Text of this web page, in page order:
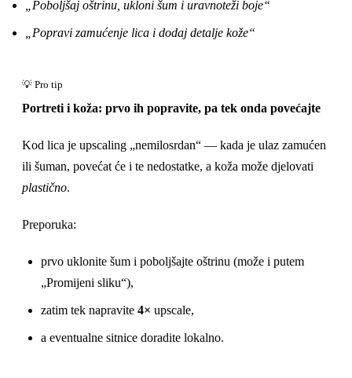
„Poboljšaj oštrinu, ukloni šum i uravnoteži boje“
„Popravi zamućenje lica i dodaj detalje kože“
Portreti i koža: prvo ih popravite, pa tek onda povećajte
Kod lica je upscaling „nemilosrdan“ — kada je ulaz zamućen
ili šuman, povećat će i te nedostatke, a koža može djelovati
plastično.
Preporuka:
prvo uklonite šum i poboljšajte oštrinu (može i putem
„Promijeni sliku“),
zatim tek napravite 4× upscale,
a eventualne sitnice doradite lokalno.